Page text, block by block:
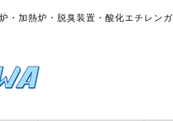
・加熱炉・脱臭装置・酸化エチレン